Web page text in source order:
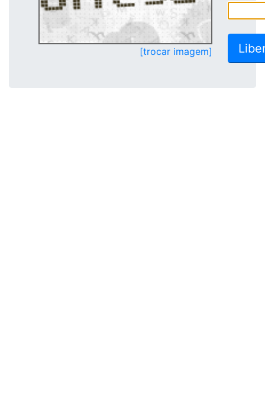
[trocar imagem]